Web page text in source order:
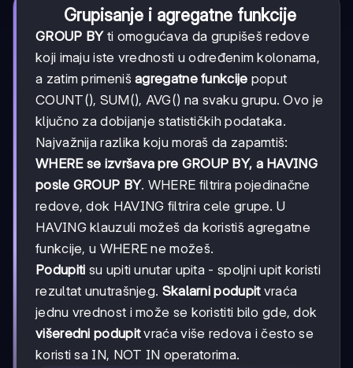
Grupisanje i agregatne funkcije
GROUP BYti omogućava da grupišeš redove
koji imaju iste vrednosti u određenim kolonama,
a zatim primenišagregatne funkcije poput
COUNT(), SUM(), AVG() na svaku grupu. Ovo je
ključno za dobijanje statističkih podataka.
Najvažnija razlika koju moraš da zapamtiš:
WHERE se izvršava pre GROUP BY, a HAVING
posle GROUP BY. WHERE filtrira pojedinačne
redove, dok HAVING filtrira cele grupe. U
HAVING klauzuli možeš da koristiš agregatne
funkcije, u WHERE ne možeš.
Podupiti su upiti unutar upita - spoljni upit koristi
rezultat unutrašnjeg. Skalarni podupitvraća
jednu vrednost i može se koristiti bilo gde, dok
višeredni podupitvraća više redova i često se
koristi sa IN, NOT IN operatorima.